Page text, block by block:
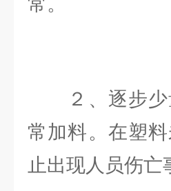
２、逐步少
常加料。在塑
止出现人员伤亡